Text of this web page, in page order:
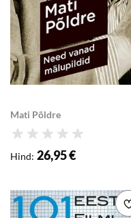
Need vanad mälupildid
Mati Põldre
Hinnang
Hind: 26,95 €